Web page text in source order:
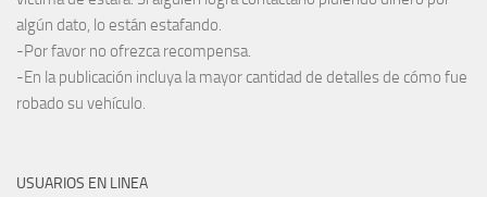
algún dato, lo están estafando.
-Por favor no ofrezca recompensa.
-En la publicación incluya la mayor cantidad de detalles de cómo fue
robado su vehículo.
USUARIOS EN LINEA